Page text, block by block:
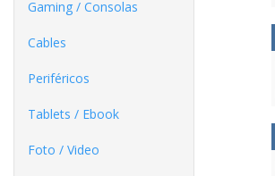
Gaming / Consolas
Cables
Periféricos
Tablets / Ebook
Foto / Video